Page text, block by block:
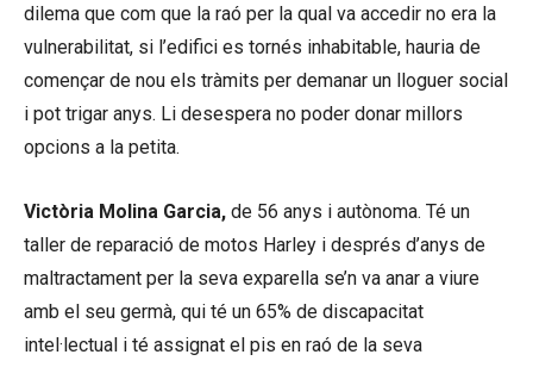
dilema que com que la raó per la qual va accedir no era la
vulnerabilitat, si l’edifici es tornés inhabitable, hauria de
començar de nou els tràmits per demanar un lloguer social
i pot trigar anys. Li desespera no poder donar millors
opcions a la petita.
Victòria Molina Garcia, de 56 anys i autònoma. Té un
taller de reparació de motos Harley i després d’anys de
maltractament per la seva exparella se’n va anar a viure
amb el seu germà, qui té un 65% de discapacitat
intel·lectual i té assignat el pis en raó de la seva